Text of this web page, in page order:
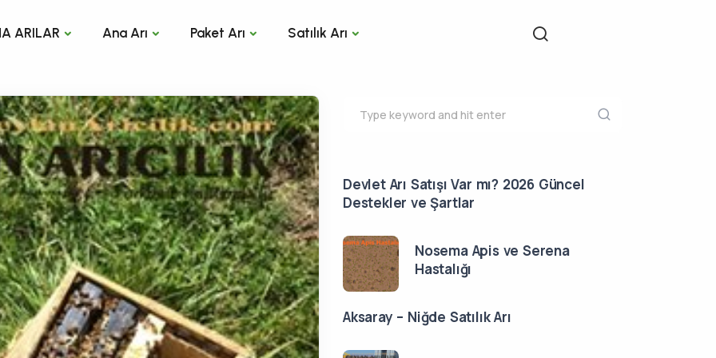
ARILAR Ana Arı Paket Arı Satılık Arı
Devlet Arı Satışı Var mı? 2026 Güncel
Destekler ve Şartlar
Nosema Apis ve Serena
Hastalığı
Aksaray – Niğde Satılık Arı